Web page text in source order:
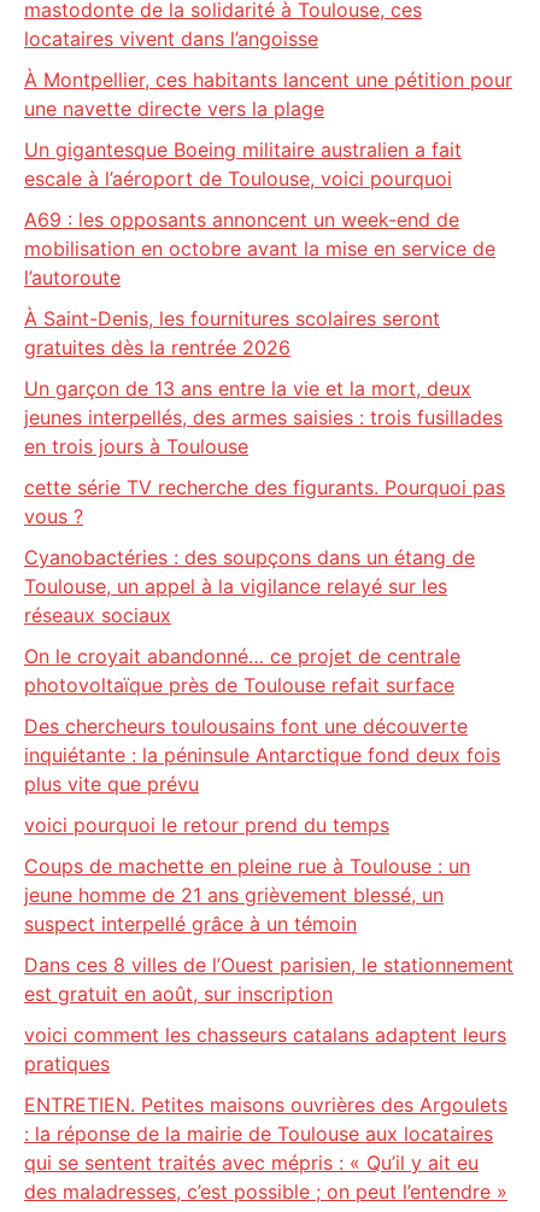
mastodonte de la solidarité à Toulouse, ces
locataires vivent dans l’angoisse
À Montpellier, ces habitants lancent une pétition pour
une navette directe vers la plage
Un gigantesque Boeing militaire australien a fait
escale à l’aéroport de Toulouse, voici pourquoi
A69 : les opposants annoncent un week-end de
mobilisation en octobre avant la mise en service de
l’autoroute
À Saint-Denis, les fournitures scolaires seront
gratuites dès la rentrée 2026
Un garçon de 13 ans entre la vie et la mort, deux
jeunes interpellés, des armes saisies : trois fusillades
en trois jours à Toulouse
cette série TV recherche des figurants. Pourquoi pas
vous ?
Cyanobactéries : des soupçons dans un étang de
Toulouse, un appel à la vigilance relayé sur les
réseaux sociaux
On le croyait abandonné… ce projet de centrale
photovoltaïque près de Toulouse refait surface
Des chercheurs toulousains font une découverte
inquiétante : la péninsule Antarctique fond deux fois
plus vite que prévu
voici pourquoi le retour prend du temps
Coups de machette en pleine rue à Toulouse : un
jeune homme de 21 ans grièvement blessé, un
suspect interpellé grâce à un témoin
Dans ces 8 villes de l’Ouest parisien, le stationnement
est gratuit en août, sur inscription
voici comment les chasseurs catalans adaptent leurs
pratiques
ENTRETIEN. Petites maisons ouvrières des Argoulets
: la réponse de la mairie de Toulouse aux locataires
qui se sentent traités avec mépris : « Qu’il y ait eu
des maladresses, c’est possible ; on peut l’entendre »